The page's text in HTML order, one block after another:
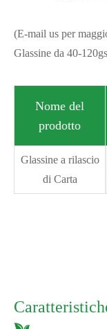
(E-mail us per
Glassine da 40-
Nome del
prodotto
Glassine a rilascio
di Carta